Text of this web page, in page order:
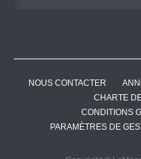
NOUS CONTACTER
CHARTE
CONDITIONS
PARAMÈTRES DE